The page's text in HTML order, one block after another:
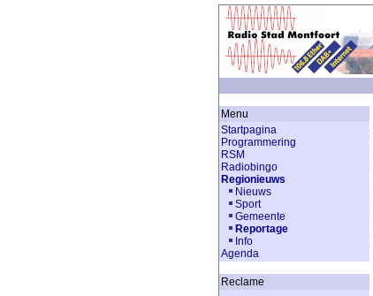
Menu
Startpagina
Programmering
RSM
Radiobingo
Regionieuws
Nieuws
Sport
Gemeente
Reportage
Info
Agenda
Reclame